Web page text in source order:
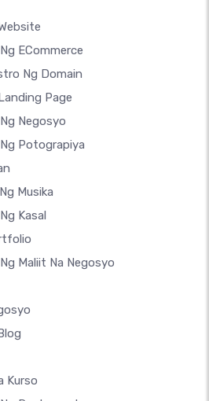
ECommerce
Ng Domain
Page
Negosyo
Potograpiya
Musika
Kasal
Maliit Na Negosyo
Kurso